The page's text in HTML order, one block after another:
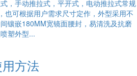
，手动推拉式，平开式，电动推拉式常规
也可根据用户需求尺寸定作，外型采用不
镶嵌180MM宽镜面腰封，易清洗及抗磨
塑外型...
方法